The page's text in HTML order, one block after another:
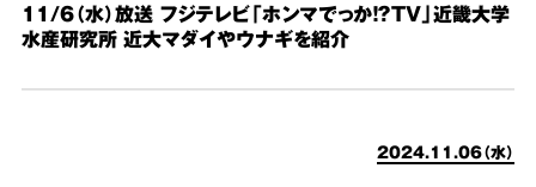
11/6（水）放送 フジテレビ「ホンマでっか！？TV」近畿大学
水産研究所 近大マダイやウナギを紹介
2024.11.06（水）